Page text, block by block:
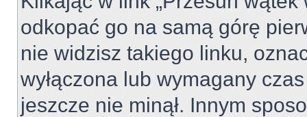
odkopać go na samą górę
nie widzisz takiego linku,
wyłączona lub wymagany
jeszcze nie minął. Innym